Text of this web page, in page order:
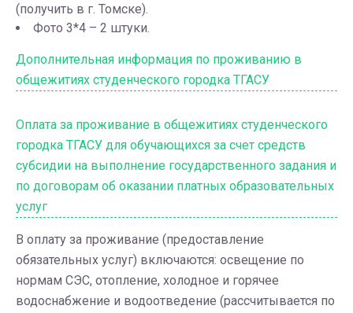
(получить в г. Томске).
Фото 3*4 – 2 штуки.
Дополнительная информация по проживанию в
общежитиях студенческого городка ТГАСУ
Оплата за проживание в общежитиях студенческого
городка ТГАСУ для обучающихся за счет средств
субсидии на выполнение государственного задания и
по договорам об оказании платных образовательных
услуг
В оплату за проживание (предоставление
обязательных услуг) включаются: освещение по
нормам СЭС, отопление, холодное и горячее
водоснабжение и водоотведение (рассчитывается по